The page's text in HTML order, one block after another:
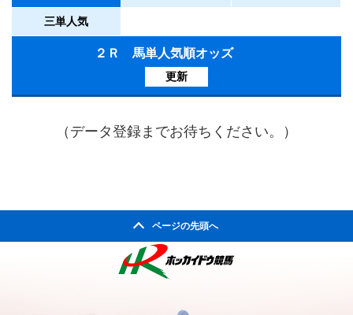
三単人気
２Ｒ 馬単人気順オッズ
更新
（データ登録までお待ちください。）
ページの先頭へ